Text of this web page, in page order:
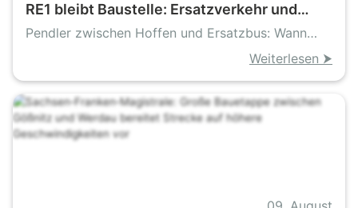
RE1 bleibt Baustelle: Ersatzverkehr und
Sperrungen ziehen sich bis Ende November
Pendler zwischen Hoffen und Ersatzbus: Wann
Weiterlesen ⮞